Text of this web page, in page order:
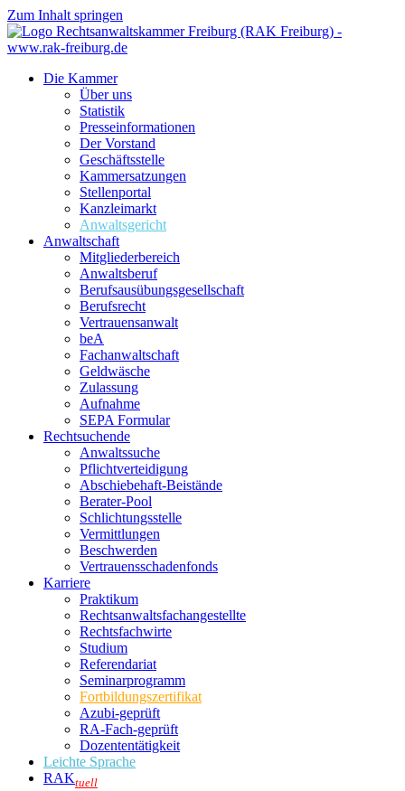
Zum Inhalt springen
Die Kammer
Über uns
Statistik
Presseinformationen
Der Vorstand
Geschäftsstelle
Kammersatzungen
Stellenportal
Kanzleimarkt
Anwaltsgericht
Anwaltschaft
Mitgliederbereich
Anwaltsberuf
Berufsausübungs­gesellschaft
Berufsrecht
Vertrauensanwalt
beA
Fachanwaltschaft
Geldwäsche
Zulassung
Aufnahme
SEPA Formular
Rechtsuchende
Anwaltssuche
Pflichtverteidigung
Abschiebehaft-Beistände
Berater-Pool
Schlichtungsstelle
Vermittlungen
Beschwerden
Vertrauensschadenfonds
Karriere
Praktikum
Rechtsanwalts­fachangestellte
Rechtsfachwirte
Studium
Referendariat
Seminarprogramm
Fortbildungszertifikat
Azubi-geprüft
RA-Fach-geprüft
Dozententätigkeit
Leichte Sprache
RAKtuell